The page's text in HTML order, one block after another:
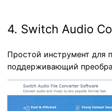
4. Switch Audio
Простой инструмент для
поддерживающий